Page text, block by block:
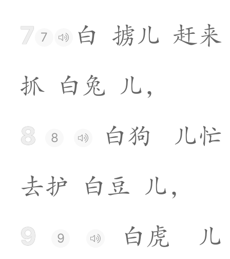
7 7 白 掳儿 赶来
抓 白 兔 儿 ，
8 8 白狗 儿忙
去护 白豆 儿 ，
9 9 白 虎
儿